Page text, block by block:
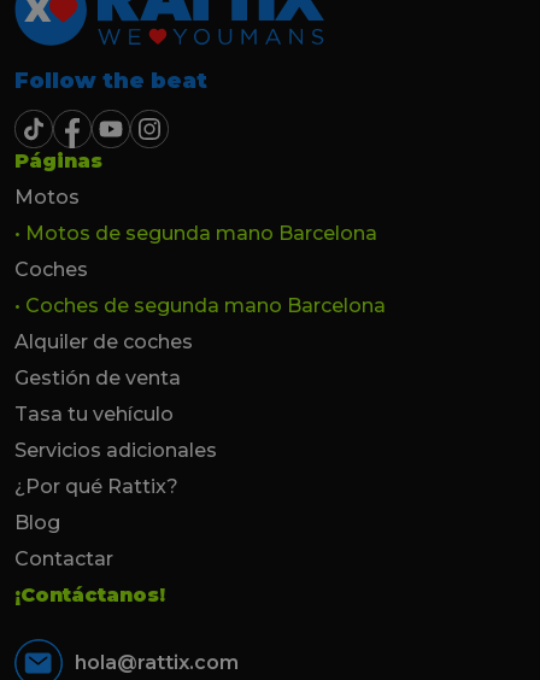
Follow the beat
Páginas
Motos
• Motos de segunda mano Barcelona
Coches
• Coches de segunda mano Barcelona
Alquiler de coches
Gestión de venta
Tasa tu vehículo
Servicios adicionales
¿Por qué Rattix?
Blog
Contactar
¡Contáctanos!
hola@rattix.com